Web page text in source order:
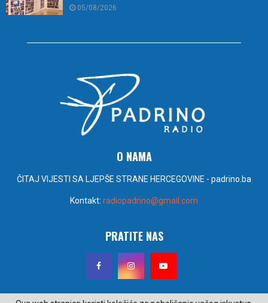
05/08/2026
O NAMA
ČITAJ VIJESTI SA LJEPŠE STRANE HERCEGOVINE - padrino.ba
Kontakt: radiopadrino@gmail.com
PRATITE NAS